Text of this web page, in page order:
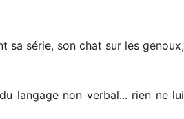
sa série, son chat sur les genoux,
langage non verbal... rien ne lui